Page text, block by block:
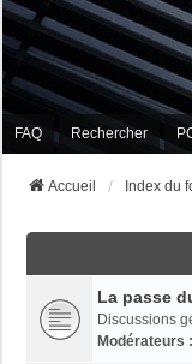
FAQ Rechercher
Accueil Index du
La passe
Discussions
Modérateurs :